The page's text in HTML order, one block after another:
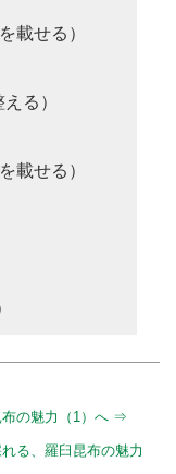
載せる）
る）
載せる）
布の魅力（1）へ ⇒
る、羅臼昆布の魅力